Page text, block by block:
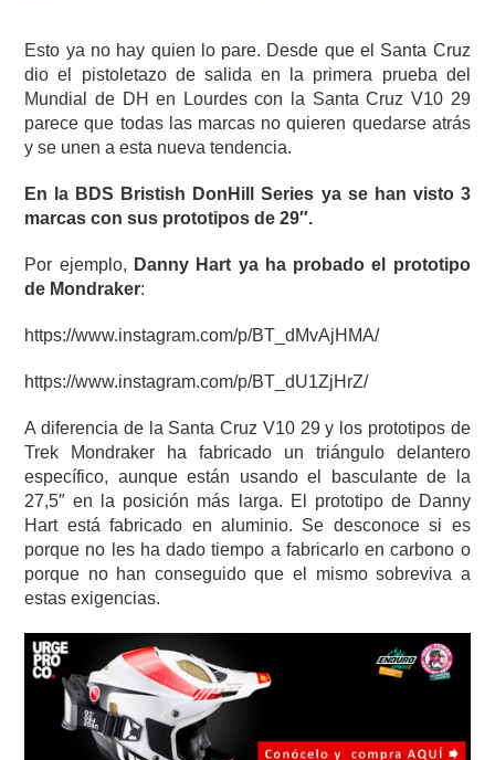
Esto ya no hay quien lo pare. Desde que el Santa Cruz
dio el pistoletazo de salida en la primera prueba del
Mundial de DH en Lourdes con la Santa Cruz V10 29
parece que todas las marcas no quieren quedarse atrás
y se unen a esta nueva tendencia.
En la BDS Bristish DonHill Series ya se han visto 3
marcas con sus prototipos de 29″.
Por ejemplo, Danny Hart ya ha probado el prototipo
de Mondraker:
https://www.instagram.com/p/BT_dMvAjHMA/
https://www.instagram.com/p/BT_dU1ZjHrZ/
A diferencia de la Santa Cruz V10 29 y los prototipos de
Trek Mondraker ha fabricado un triángulo delantero
específico, aunque están usando el basculante de la
27,5″ en la posición más larga. El prototipo de Danny
Hart está fabricado en aluminio. Se desconoce si es
porque no les ha dado tiempo a fabricarlo en carbono o
porque no han conseguido que el mismo sobreviva a
estas exigencias.